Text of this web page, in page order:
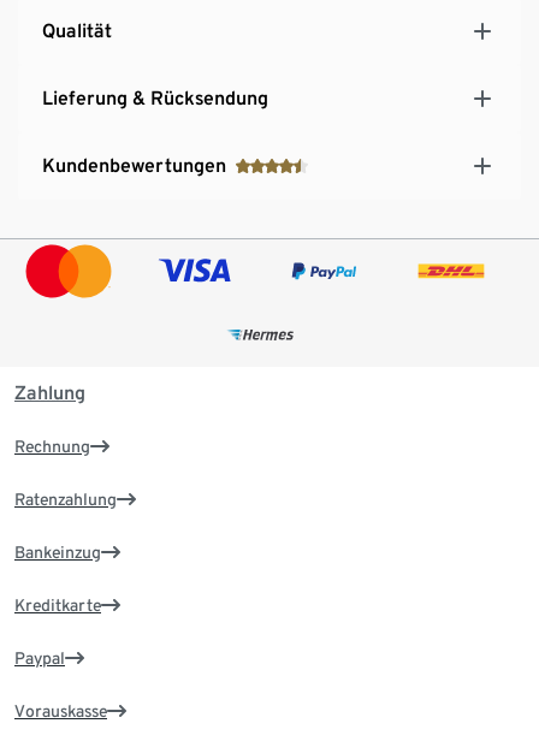
Qualität
Lieferung & Rücksendung
Kundenbewertungen
Zahlung
Rechnung
Ratenzahlung
Bankeinzug
Kreditkarte
Paypal
Vorauskasse